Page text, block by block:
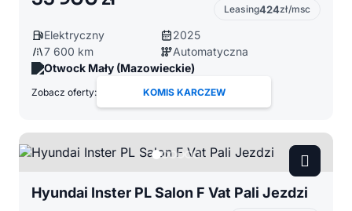
Leasing424zł/msc
Elektryczny
2025
7 600 km
Automatyczna
Otwock Mały (Mazowieckie)
Zobacz oferty: KOMIS KARCZEW
Hyundai Inster PL Salon F Vat Pali Jezdzi